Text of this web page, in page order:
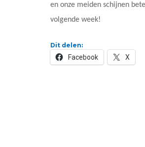
en onze meiden schijnen
volgende week!
Dit delen:
Facebook X